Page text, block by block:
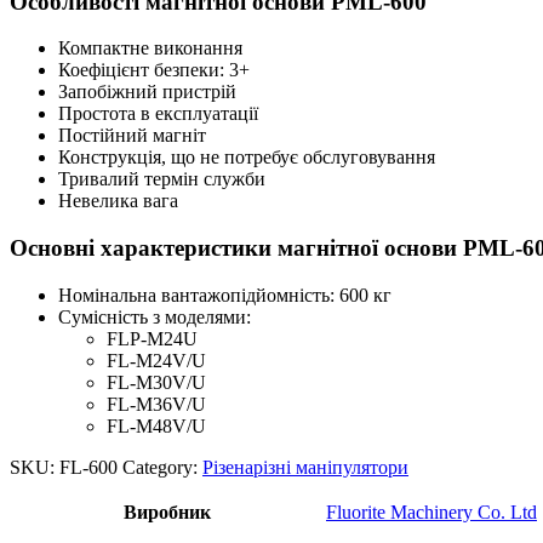
Компактне виконання
Коефіцієнт безпеки: 3+
Запобіжний пристрій
Простота в експлуатації
Постійний магніт
Конструкція, що не потребує обслуговування
Тривалий термін служби
Невелика вага
Основні характеристики магнітної основи PML-
Номінальна вантажопідйомність: 600 кг
Сумісність з моделями:
FLP-M24U
FL-M24V/U
FL-M30V/U
FL-M36V/U
FL-M48V/U
SKU: FL-600 Category: Різенарізні маніпулятори
Виробник Fluorite Machinery Co. Ltd